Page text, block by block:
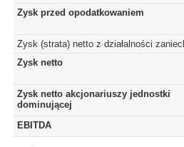
Zysk przed opodatkowaniem
Zysk (strata) netto z działalności
Zysk netto
Zysk netto akcjonariuszy jednostki
dominującej
EBITDA